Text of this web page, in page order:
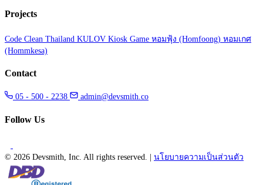
Projects
Code Clean Thailand KULOV Kiosk Game หอมฟุ้ง (Homfoong) หอมเกศ
(Hommkesa)
Contact
05 - 500 - 2238 admin@devsmith.co
Follow Us
© 2026 Devsmith, Inc. All rights reserved. นโยบายความเป็นส่วนตัว